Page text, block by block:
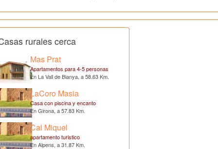
rurales cerca
Mas Prat
Apartamentos para 4-5 personas
En La Vall de Bianya, a 58.63 Km.
LaCoro Masia
Casa con piscina y encanto
En Girona, a 57.83 Km.
Cal Miquel
apartamento turistico
En Alpens, a 31.87 Km.